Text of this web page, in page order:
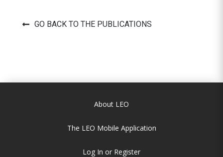
GO BACK TO THE PUBLICATIONS
About LEO
The LEO Mobile Application
Log In or Register